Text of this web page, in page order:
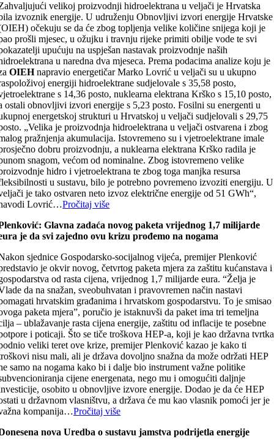
velikoj proizvodnji hidroelektrana u veljači je Hrvatska
izvoznik energije. U udruženju Obnovljivi izvori energije Hrvatske
očekuju se da će zbog topljenja velike količine snijega koji je
prošli mjesec, u ožujku i travnju rijeke primiti obilje vode te svi
upućuju na uspješan nastavak proizvodnje naših
u naredna dva mjeseca. Prema podacima analize koju je
OIEHnapravio energetičar Marko Lovrić u veljači su u ukupno
energiji hidroelektrane sudjelovale s 35,58 posto,
s 14,36 posto, nuklearna elektrana Krško s 15,10 posto,
ostali obnovljivi izvori energije s 5,23 posto. Fosilni su energenti u
energetskoj strukturi u Hrvatskoj u veljači sudjelovali s 29,75
„Velika je proizvodnja hidroelektrana u veljači ostvarena i zbog
pražnjenja akumulacija. Istovremeno su i vjetroelektrane imale
dobru proizvodnju, a nuklearna elektrana Krško radila je
snagom, većom od nominalne. Zbog istovremeno velike
hidro i vjetroelektrana te zbog toga manjka resursa
u sustavu, bilo je potrebno povremeno izvoziti energiju. U
je tako ostvaren neto izvoz električne energije od 51 GWh“,
Lovrić…Pročitaj više
Glavna zadaća novog paketa vrijednog 1,7 milijarde
je da svi zajedno ovu krizu prođemo na nogama
sjednice Gospodarsko-socijalnog vijeća, premijer Plenković
je okvir novog, četvrtog paketa mjera za zaštitu kućanstava i
od rasta cijena, vrijednog 1,7 milijarde eura. “Želja je
da na snažan, sveobuhvatan i pravovremen način nastavi
hrvatskim građanima i hrvatskom gospodarstvu. To je smisao
paketa mjera”, poručio je istaknuvši da paket ima tri temeljna
– ublažavanje rasta cijena energije, zaštitu od inflacije te posebne
i poticaji. Što se tiče troškova HEP-a, koji je kao državna tvrtka
veliki teret ove krize, premijer Plenković kazao je kako ti
nisu mali, ali je država dovoljno snažna da može održati HEP
samo na nogama kako bi i dalje bio instrument važne politike
cijene energenata, nego mu i omogućiti daljnje
osobito u obnovljive izvore energije. Dodao je da će HEP
u državnom vlasništvu, a država će mu kao vlasnik pomoći jer je
kompanija…Pročitaj više
nova Uredba o sustavu jamstva podrijetla energije